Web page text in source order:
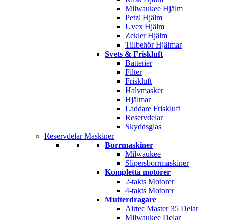
Milwaukee Hjälm
Petzl Hjälm
Uvex Hjälm
Zekler Hjälm
Tillbehör Hjälmar
Svets & Friskluft
Batterier
Filter
Friskluft
Halvmasker
Hjälmar
Laddare Friskluft
Reservdelar
Skyddsglas
Reservdelar Maskiner
Borrmaskiner
Milwaukee
Slipersborrmaskiner
Kompletta motorer
2-takts Motorer
4-takts Motorer
Mutterdragare
Airtec Master 35 Delar
Milwaukee Delar